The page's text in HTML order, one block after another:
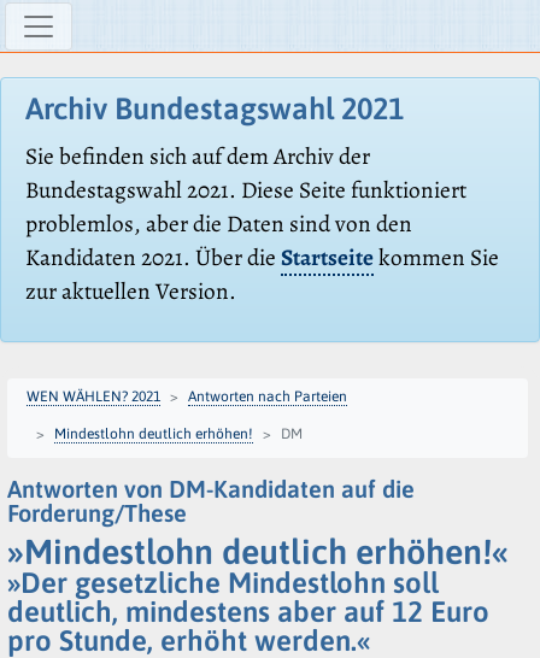
Archiv Bundestagswahl 2021
Sie befinden sich auf dem Archiv der
Bundestagswahl 2021. Diese Seite funktioniert
problemlos, aber die Daten sind von den
Kandidaten 2021. Über dieStartseitekommen Sie
zur aktuellen Version.
WEN WÄHLEN? 2021 Antworten nach Parteien
Mindestlohn deutlich erhöhen! DM
Antworten von DM-Kandidaten auf die
Forderung/These
»Mindestlohn deutlich erhöhen!«
»Der gesetzliche Mindestlohn soll
deutlich, mindestens aber auf 12 Euro
pro Stunde, erhöht werden.«